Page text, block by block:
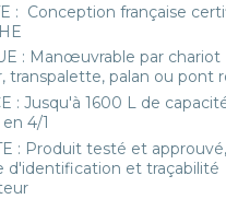
: Conception française
: Manœuvrable par chariot
transpalette, palan ou pont
: Jusqu'à 1600 L de
4/1
: Produit testé et approuvé,
d'identification et traçabilité